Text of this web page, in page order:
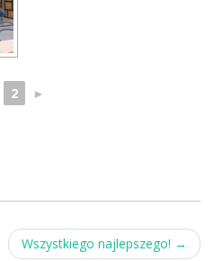
2 ►
Wszystkiego najlepszego! →